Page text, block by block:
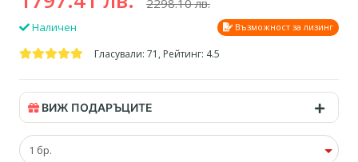
2298.10 лв.
Наличен Възможност за лизинг
Гласували: 71, Рейтинг: 4.5
ВИЖ ПОДАРЪЦИТЕ